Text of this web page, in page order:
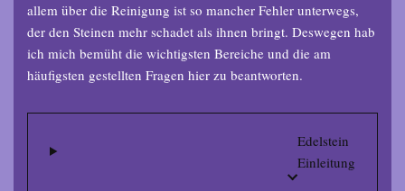
allem über die Reinigung ist so mancher Fehler unterwegs,
der den Steinen mehr schadet als ihnen bringt. Deswegen hab
ich mich bemüht die wichtigsten Bereiche und die am
häufigsten gestellten Fragen hier zu beantworten.
Edelstein
Einleitung